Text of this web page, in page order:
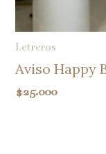
Letreros
Aviso Happy
$25.000